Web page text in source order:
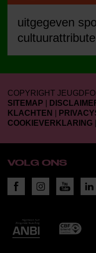
uitgegeven
COPYRIGHT
SITEMAP
KLACHTEN
COOKIEVERKLARING
VOLG ONS